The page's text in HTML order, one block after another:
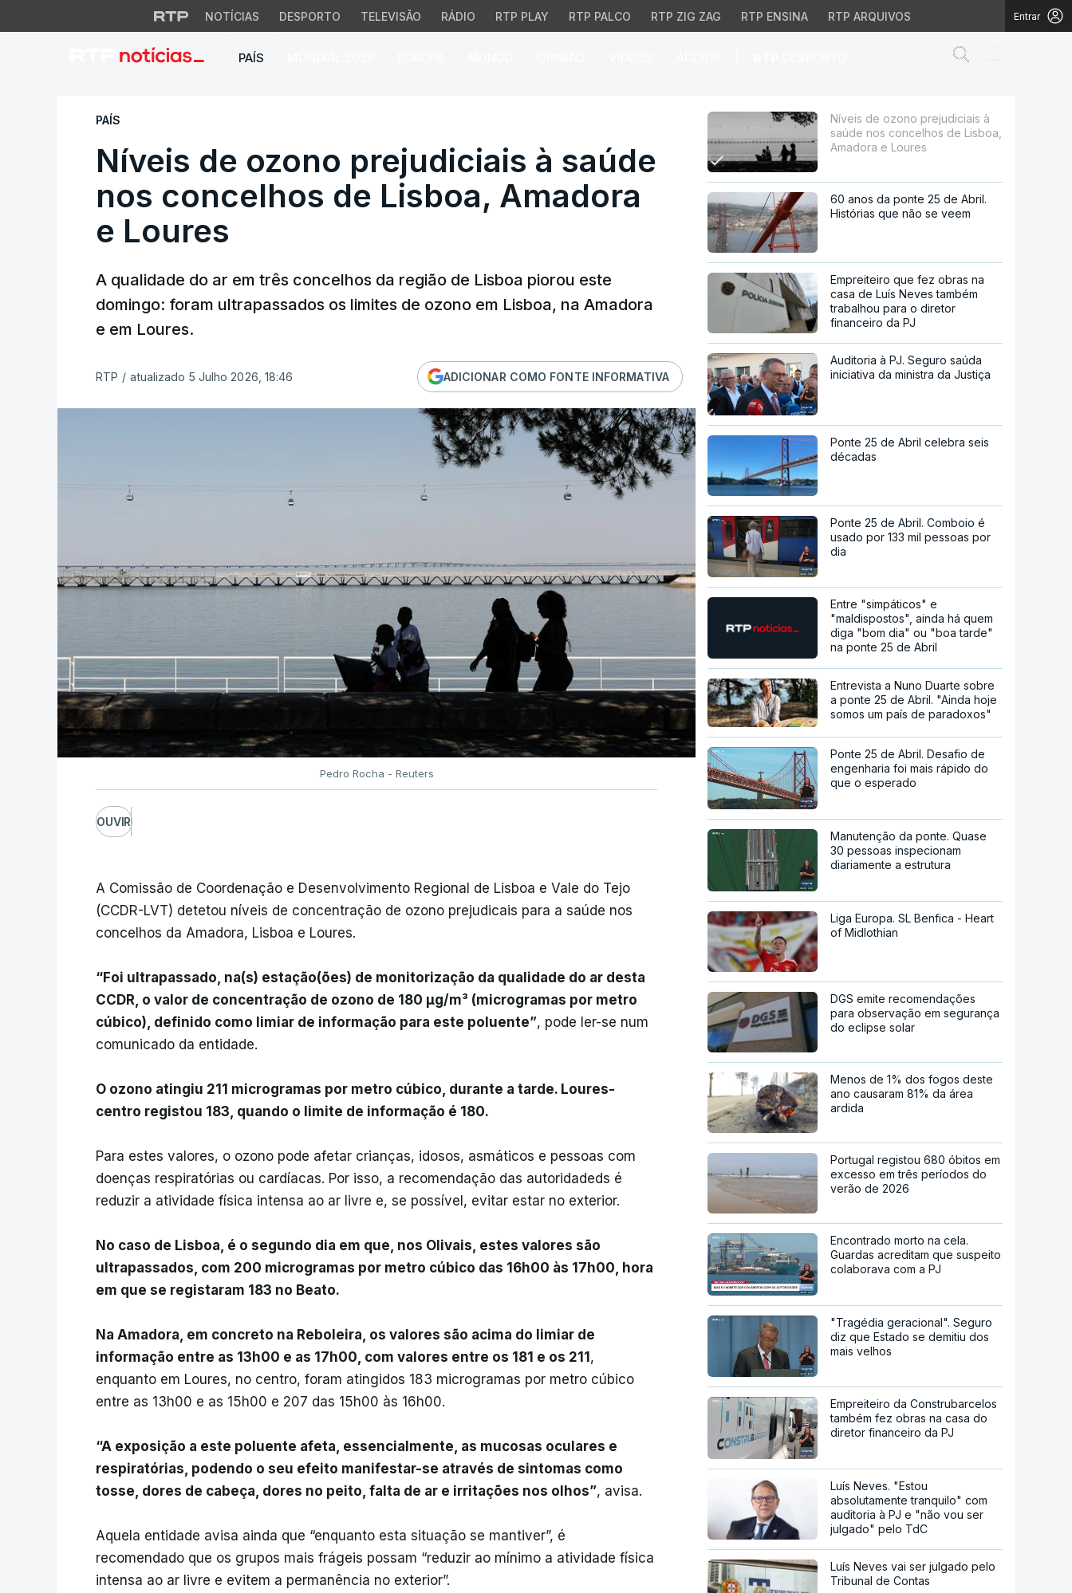
NOTÍCIAS DESPORTO TELEVISÃO RÁDIO RTP PLAY RTP PALCO RTP ZIG ZAG RTP ENSINA RTP ARQUIVOS Entrar
PAÍS
Níveis de ozono prejudiciais à saúde nos concelhos de Lisboa,
PAÍS
Níveis de ozono prejudiciais à saúde
nos concelhos de Lisboa, Amadora
e Loures
A qualidade do ar em três concelhos da região de Lisboa piorou este
domingo: foram ultrapassados os limites de ozono em Lisboa, na Amadora
e em Loures.
RTP / atualizado 5 Julho 2026, 18:46 ADICIONAR COMO FONTE INFORMATIVA
Pedro Rocha - Reuters
OUVIR
A Comissão de Coordenação e Desenvolvimento Regional de Lisboa e Vale do Tejo
(CCDR-LVT) detetou níveis de concentração de ozono prejudicais para a saúde nos
concelhos da Amadora, Lisboa e Loures.
“Foi ultrapassado, na(s) estação(ões) de monitorização da qualidade do ar desta
CCDR, o valor de concentração de ozono de 180 µg/m³ (microgramas por metro
cúbico), definido como limiar de informação para este poluente”, pode ler-se num
comunicado da entidade.
O ozono atingiu 211 microgramas por metro cúbico, durante a tarde. Loures-
centro registou 183, quando o limite de informação é 180.
Para estes valores, o ozono pode afetar crianças, idosos, asmáticos e pessoas com
doenças respiratórias ou cardíacas. Por isso, a recomendação das autoridadeds é
reduzir a atividade física intensa ao ar livre e, se possível, evitar estar no exterior.
No caso de Lisboa, é o segundo dia em que, nos Olivais, estes valores são
ultrapassados, com 200 microgramas por metro cúbico das 16h00 às 17h00, hora
em que se registaram 183 no Beato.
Na Amadora, em concreto na Reboleira, os valores são acima do limiar de
informação entre as 13h00 e as 17h00, com valores entre os 181 e os 211 ,
enquanto em Loures, no centro, foram atingidos 183 microgramas por metro cúbico
entre as 13h00 e as 15h00 e 207 das 15h00 às 16h00.
“A exposição a este poluente afeta, essencialmente, as mucosas oculares e
respiratórias, podendo o seu efeito manifestar-se através de sintomas como
tosse, dores de cabeça, dores no peito, falta de ar e irritações nos olhos”, avisa.
Aquela entidade avisa ainda que “enquanto esta situação se mantiver”, é
recomendado que os grupos mais frágeis possam “reduzir ao mínimo a atividade física
intensa ao ar livre e evitem a permanência no exterior”.
Níveis de ozono prejudiciais à
saúde nos concelhos de Lisboa,
Amadora e Loures
60 anos da ponte 25 de Abril.
Histórias que não se veem
Empreiteiro que fez obras na
casa de Luís Neves também
trabalhou para o diretor
financeiro da PJ
Auditoria à PJ. Seguro saúda
iniciativa da ministra da Justiça
Ponte 25 de Abril celebra seis
décadas
Ponte 25 de Abril. Comboio é
usado por 133 mil pessoas por
dia
Entre "simpáticos" e
"maldispostos", ainda há quem
diga "bom dia" ou "boa tarde"
na ponte 25 de Abril
Entrevista a Nuno Duarte sobre
a ponte 25 de Abril. "Ainda hoje
somos um país de paradoxos"
Ponte 25 de Abril. Desafio de
engenharia foi mais rápido do
que o esperado
Manutenção da ponte. Quase
30 pessoas inspecionam
diariamente a estrutura
Liga Europa. SL Benfica - Heart
of Midlothian
DGS emite recomendações
para observação em segurança
do eclipse solar
Menos de 1% dos fogos deste
ano causaram 81% da área
ardida
Portugal registou 680 óbitos em
excesso em três períodos do
verão de 2026
Encontrado morto na cela.
Guardas acreditam que suspeito
colaborava com a PJ
"Tragédia geracional". Seguro
diz que Estado se demitiu dos
mais velhos
Empreiteiro da Construbarcelos
também fez obras na casa do
diretor financeiro da PJ
Luís Neves. "Estou
absolutamente tranquilo" com
auditoria à PJ e "não vou ser
julgado" pelo TdC
Luís Neves vai ser julgado pelo
Tribunal de Contas